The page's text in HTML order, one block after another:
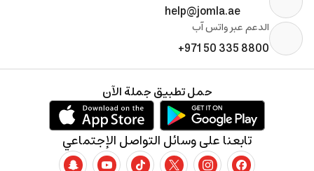
help@jomla.ae
الدعم عبر واتس آب
+971 50 335 8800
تابعنا على وسائل التواصل الإجتماعي
حمل تطبيق جملة الآن